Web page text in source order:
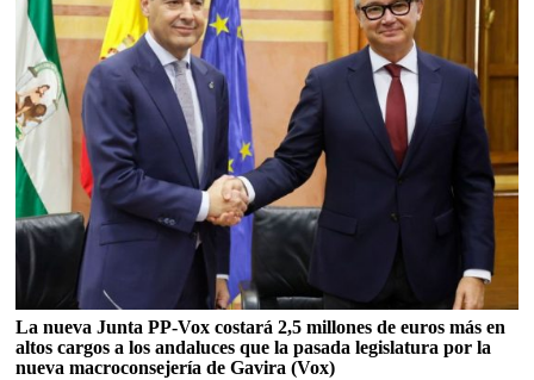
La nueva Junta PP-Vox costará 2,5 millones de euros más en
altos cargos a los andaluces que la pasada legislatura por la
nueva macroconsejería de Gavira (Vox)